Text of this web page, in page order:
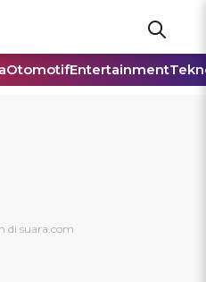
OtomotifEntertainment